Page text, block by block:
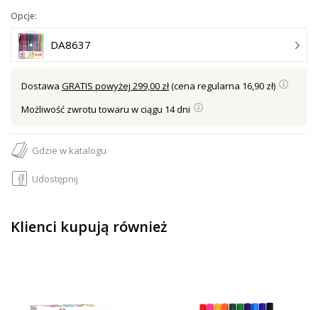
Opcje:
DA8637
Dostawa GRATIS powyżej 299,00 zł(cena regularna 16,90 zł)
Możliwość zwrotu towaru w ciągu 14 dni
Gdzie w katalogu
Udostępnij
Klienci kupują również